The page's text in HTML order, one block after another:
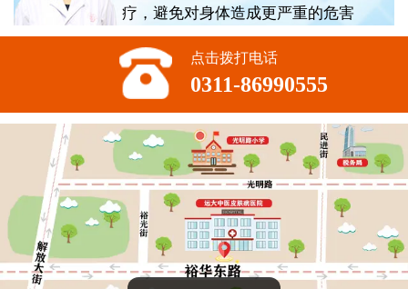
疗，避免对身体造成更严重的危害
点击拨打电话
0311-86990555